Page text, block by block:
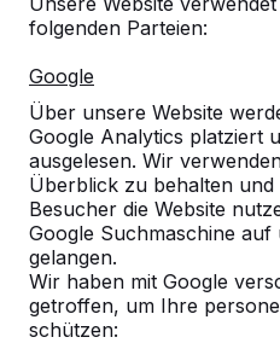
folgenden Parteien:
Google
Über unsere Website
Google Analytics platziert
ausgelesen. Wir
Überblick zu behalten
Besucher die Website
Google Suchmaschine auf
gelangen.
Wir haben mit Google
getroffen, um Ihre
schützen:
Referenzen
Unsere Produkte finden
und darüber hinaus.
ein HeBlad-Produkt in
Produkt
Alles anzeigen
Kategorie